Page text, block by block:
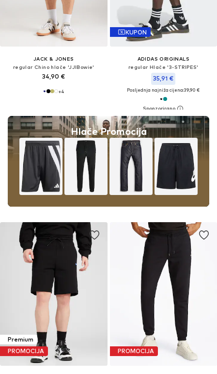
JACK & JONES
regular Chino hlače 'JJIBowie'
34,90 €
+4
Hlače Promocija
KUPON
ADIDAS ORIGINALS
regular Hlače '3-STRIPES'
35,91 €
Posljednja najniža cijena:39,90 €
Premium
PROMOCIJA
PROMOCIJA